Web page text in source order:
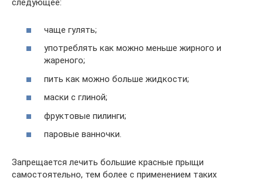
следующее:
чаще гулять;
употреблять как можно меньше жирного и
жареного;
пить как можно больше жидкости;
маски с глиной;
фруктовые пилинги;
паровые ванночки.
Запрещается лечить большие красные прыщи
самостоятельно, тем более с применением таких